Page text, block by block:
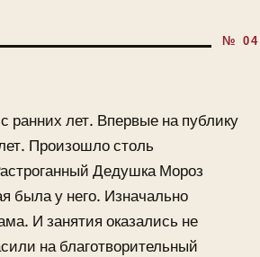
ранних лет. Впервые на публику
Произошло столь
Дедушка Мороз
была у него. Изначально
И занятия оказались не
на благотворительный